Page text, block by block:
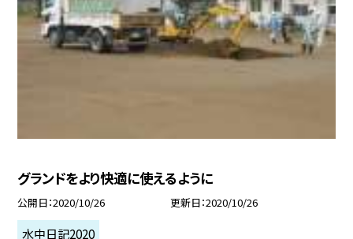
グランドをより快適に使えるように
公開日 2020/10/26 更新日 2020/10/26
水中日記2020